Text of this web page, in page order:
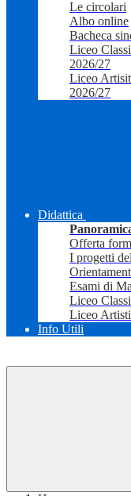
Le circolari
Albo online
Bacheca
Liceo
2026/27
Liceo
2026/27
Didattica
Offerta
I progetti
Esami di
Liceo
Liceo
Info Utili